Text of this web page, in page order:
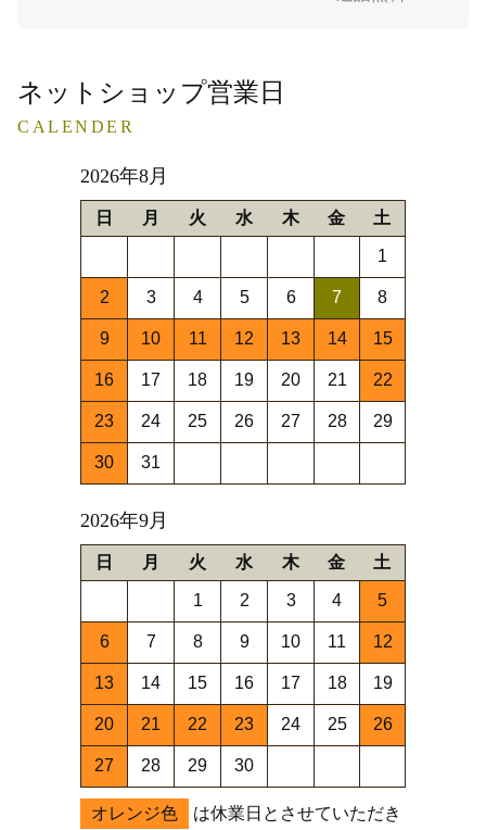
ネットショップ営業日
CALENDER
2026年8月
日 月 火 水 木 金 土
1
2 3 4 5 6 7 8
9 10 11 12 13 14 15
16 17 18 19 20 21 22
23 24 25 26 27 28 29
30 31
2026年9月
日 月 火 水 木 金 土
1 2 3 4 5
6 7 8 9 10 11 12
13 14 15 16 17 18 19
20 21 22 23 24 25 26
27 28 29 30
オレンジ色
は休業日とさせていただき